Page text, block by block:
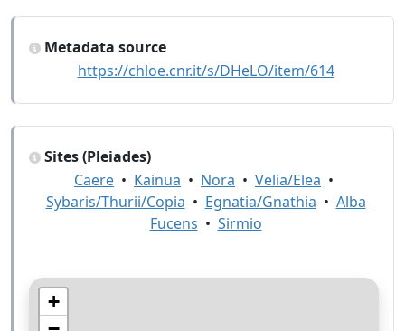
Metadata source
https://chloe.cnr.it/s/DHeLO/item/614
Sites (Pleiades)
Caere • Kainua • Nora • Velia/Elea •
Sybaris/Thurii/Copia • Egnatia/Gnathia • Alba
Fucens • Sirmio
+